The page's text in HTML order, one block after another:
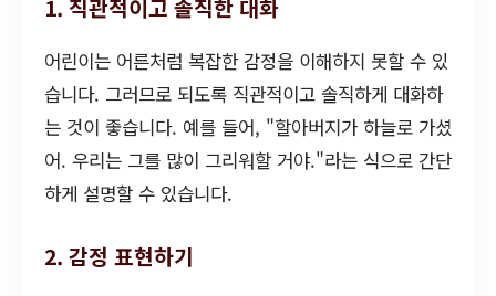
1. 직관적이고 솔직한 대화
어린이는 어른처럼 복잡한 감정을 이해하지 못할 수 있
습니다. 그러므로 되도록 직관적이고 솔직하게 대화하
는 것이 좋습니다. 예를 들어, "할아버지가 하늘로 가셨
어. 우리는 그를 많이 그리워할 거야."라는 식으로 간단
하게 설명할 수 있습니다.
2. 감정 표현하기